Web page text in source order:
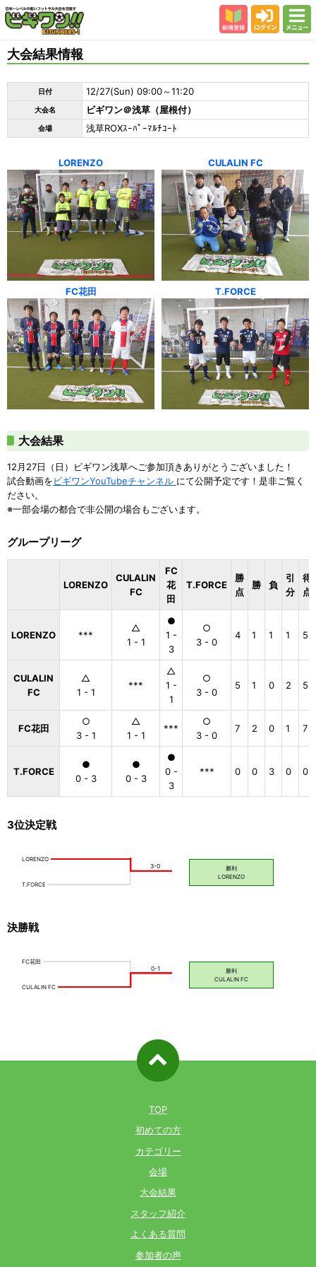
会場
大会結果
よくある質問
参加者の声
大会結果情報
日付 12/27(Sun) 09:00～11:20
大会名 ビギワン＠浅草（屋根付）
会場 浅草ROXｽｰﾊﾟｰﾏﾙﾁｺｰﾄ
LORENZO CULALIN FC
FC花田 T.FORCE
大会結果
12月27日（日）ビギワン浅草へご参加頂きありがとうございました！
試合動画をビギワンYouTubeチャンネル にて公開予定です！是非ご覧く
ださい。
※一部会場の都合で非公開の場合もございます。
グループリーグ
LORENZO
CULALIN
FC
FC
花
田
T.FORCE
勝
点
勝 負
引
分
得
点
LORENZO ***
△
1 - 1
●
1 -
3
○
3 - 0
4 1 1 1 5
CULALIN
FC
△
1 - 1
***
△
1 -
1
○
3 - 0
5 1 0 2 5
FC花田
○
3 - 1
△
1 - 1
***
○
3 - 0
7 2 0 1 7
T.FORCE
●
0 - 3
●
0 - 3
●
0 -
3
*** 0 0 3 0 0
3位決定戦
決勝戦
TOP
初めての方
カテゴリー
会場
大会結果
スタッフ紹介
よくある質問
参加者の声